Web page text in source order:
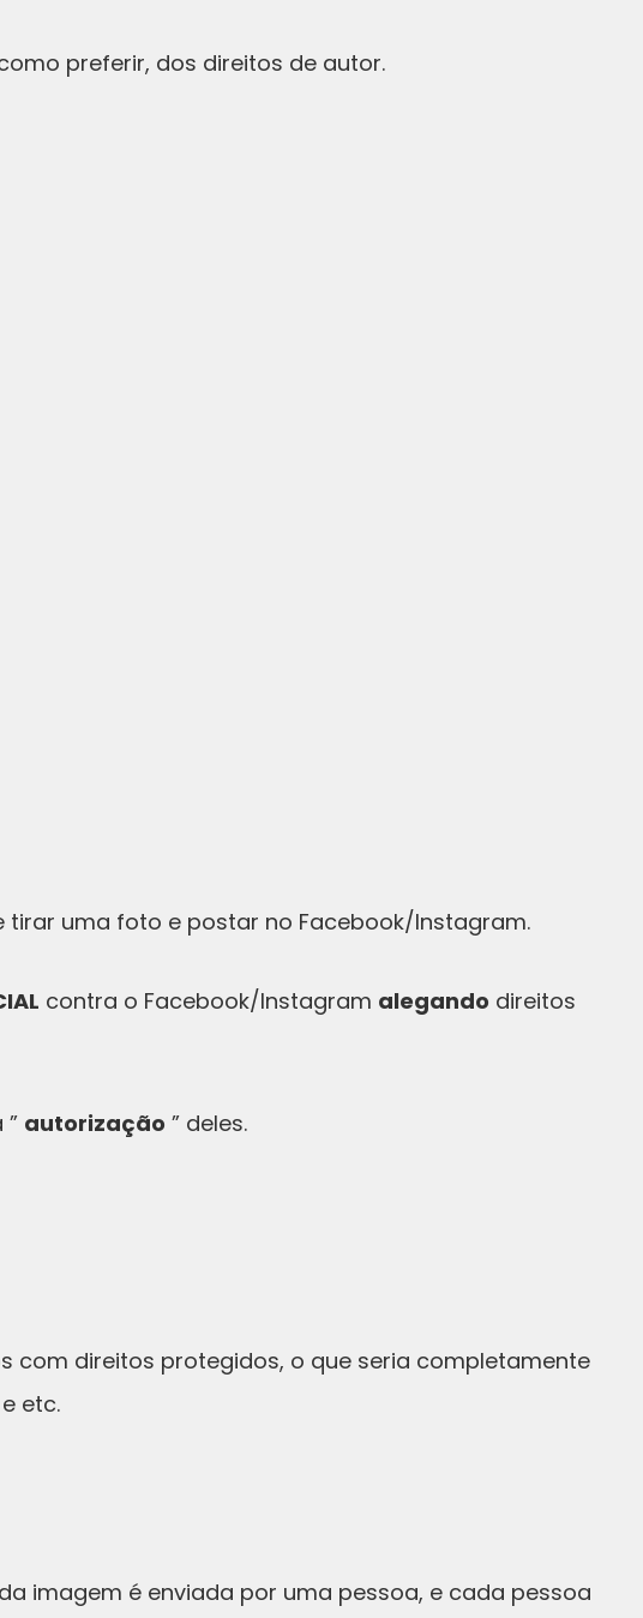
preferir, dos direitos de autor.
tirar uma foto e postar no Facebook/Instagram.
contra o Facebook/Instagram alegando direitos
autorização ” deles.
com direitos protegidos, o que seria completamente
etc.
imagem é enviada por uma pessoa, e cada pessoa